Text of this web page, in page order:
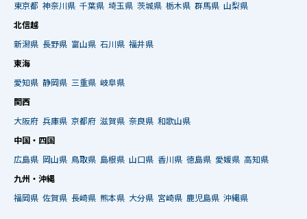
東京都 神奈川県 千葉県 埼玉県 茨城県 栃木県 群馬県 山梨県
北信越
新潟県 長野県 富山県 石川県 福井県
東海
愛知県 静岡県 三重県 岐阜県
関西
大阪府 兵庫県 京都府 滋賀県 奈良県 和歌山県
中国・四国
広島県 岡山県 鳥取県 島根県 山口県 香川県 徳島県 愛媛県 高知県
九州・沖縄
福岡県 佐賀県 長崎県 熊本県 大分県 宮崎県 鹿児島県 沖縄県